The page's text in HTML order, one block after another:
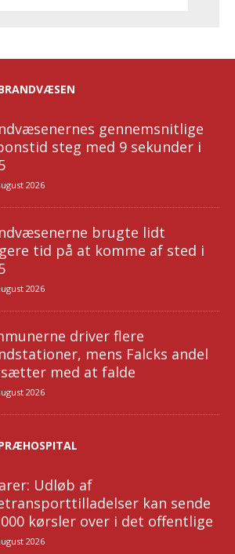
gennemsnitlige
steg med 9 sekunder i
2026
brugte lidt
tid på at komme af sted i
2026
driver flere
mens Falcks andel
med at falde
2026
Udløb af
kan sende
kørsler over i det offentlige
2026